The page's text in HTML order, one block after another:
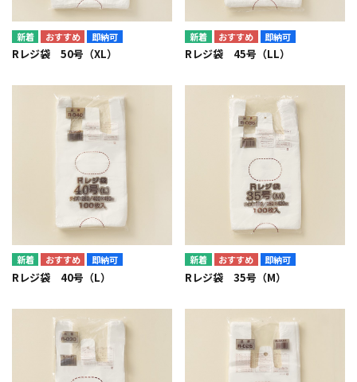
即納可
Rレジ袋 50号（XL）
即納可
Rレジ袋 45号（LL）
即納可
Rレジ袋 40号（L）
即納可
Rレジ袋 35号（M）